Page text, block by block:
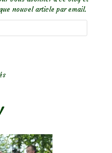
nouvel article par email.